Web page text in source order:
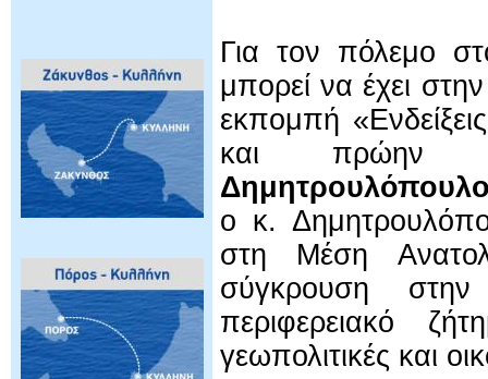
Για τον πόλεμο
μπορεί να έχει
εκπομπή
και πρώην
ο κ.
στη Μέση
σύγκρουση
περιφερειακό
γεωπολιτικές και